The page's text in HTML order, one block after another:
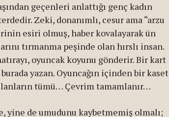
geçenleri anlattığı genç kadın
Zeki, donanımlı, cesur ama “arzu
esiri olmuş, haber kovalayarak ün
tırmanma peşinde olan hırslı insan.
oyuncak koyunu gönderir. Bir kart
yazan. Oyuncağın içinden bir kaset
tümü… Çevrim tamamlanır…
yine de umudunu kaybetmemiş olmalı;